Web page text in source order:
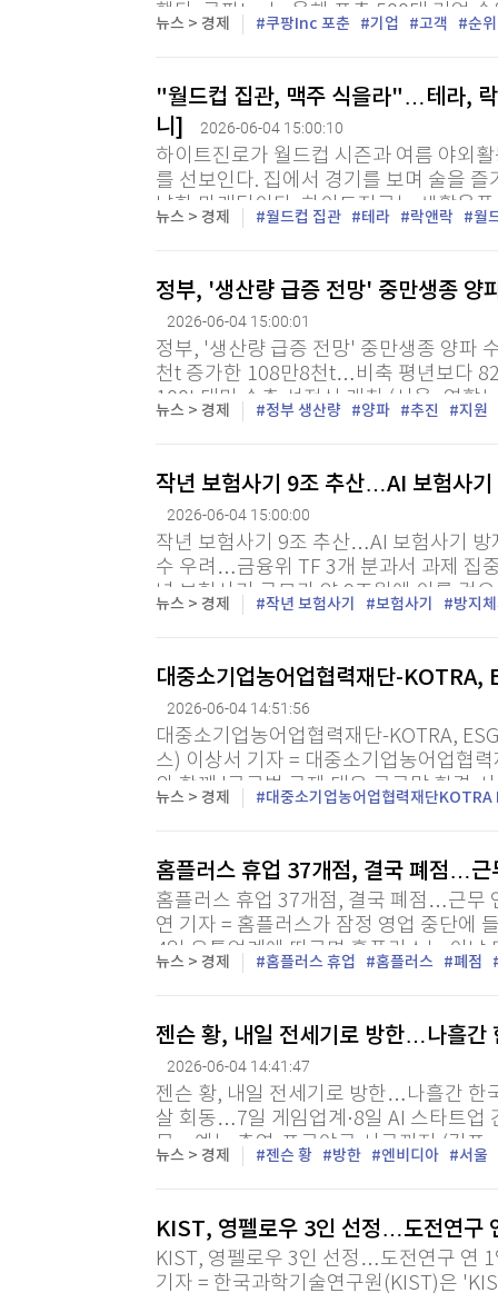
했다. 쿠팡Inc는 올해 포춘 500대 기업
포춘 500은 매년 총매출을 기준으로 미
뉴스 > 경제 쿠팡Inc 포춘 기업 고객 순위
"월드컵 집관, 맥주 식을라"…테라,
니]
2026-06-04 15:00:10
하이트진로가 월드컵 시즌과 여름 야외
를 선보인다. 집에서 경기를 보며 술을 즐
냥한 마케팅이다. 하이트진로는 생활용
테인리스 보냉컵 2종을 출시한다고 4일
뉴스 > 경제 월드컵 집관 테라 락앤락 월
정부, '생산량 급증 전망' 중만생종 양
2026-06-04 15:00:01
정부, '생산량 급증 전망' 중만생종 양파
천t 증가한 108만8천t…비축 평년보다
100t 대만 수출 선적식 개최 (서울=연합
한 중만생종 양파 수급 안정 대책을 추진
뉴스 > 경제 정부 생산량 양파 추진 지원
작년 보험사기 9조 추산…AI 보험사기
2026-06-04 15:00:00
작년 보험사기 9조 추산…AI 보험사기 방
수 우려…금융위 TF 3개 분과서 과제 집
년 보험사기 규모가 약 9조원에 이를 것
능(AI) 기반 보험사기 방지체계 구축에
뉴스 > 경제 작년 보험사기 보험사기 방지
대중소기업농어업협력재단-
2026-06-04 14:51:56
대중소기업농어업협력재단-KOTRA,
스) 이상서 기자 = 대중소기업농어업협
와 함께 '글로벌 규제 대응 공급망 환경·
사업'을 추진하고, 중소·중견기업을 지
뉴스 > 경제 대중소기업농어업협력재단KOTRA
홈플러스 휴업 37개점, 결국 폐점…
홈플러스 휴업 37개점, 결국 폐점…근무
연 기자 = 홈플러스가 잠정 영업 중단에
4일 유통업계에 따르면 홈플러스는 이
노조에 보낸 공문에서 "휴업 중인 37개
뉴스 > 경제 홈플러스 휴업 홈플러스 폐점
젠슨 황, 내일 전세기로 방한…나흘간
2026-06-04 14:41:47
젠슨 황, 내일 전세기로 방한…나흘간 한
살 회동…7일 게임업계·8일 AI 스타트업
문…예능 출연·프로야구 시구까지 (김포
자 = 젠슨 황 엔비디아 최고경영자(CEO)
뉴스 > 경제 젠슨 황 방한 엔비디아 서울
KIST, 영펠로우 3인 선정…도전연구
KIST, 영펠로우 3인 선정…도전연구 연
기자 = 한국과학기술연구원(KIST)은